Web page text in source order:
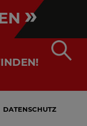
»
DATENSCHUTZ